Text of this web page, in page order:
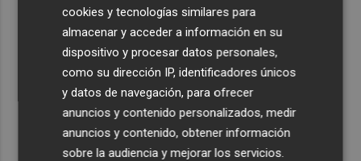
Ferran Torres, recibido con un baño de masas en su
pueblo: "Allá donde voy siempre digo que soy de Foios"
Recibe toda la actualidad de
cookies y tecnologías similares para
almacenar y acceder a información en su
dispositivo y procesar datos personales,
como su dirección IP, identificadores únicos
y datos de navegación, para ofrecer
anuncios y contenido personalizados, medir
anuncios y contenido, obtener información
sobre la audiencia y mejorar los servicios.